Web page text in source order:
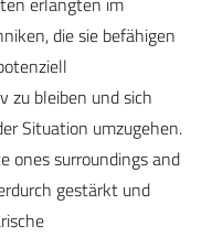
die sie befähigen
zu bleiben und sich
Situation umzugehen.
ones surroundings and
gestärkt und